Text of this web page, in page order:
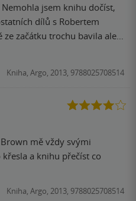
jsem knihu dočíst,
dílů s Robertem
začátku trochu bavila ale
Nejlepší prostě byla Šifra
svým příběhem má k ní
kniha se odehrává na
Kniha, Argo, 2013, 9788025708514
mě vždy svými
a knihu přečíst co
Kniha, Argo, 2013, 9788025708514